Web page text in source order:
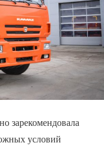
зарекомендовала
условий